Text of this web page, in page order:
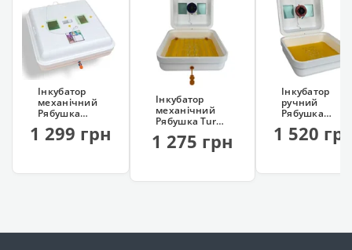
Інкубатор
механічний
Рябушка
(аналоговий)
1 299 грн
Інкубатор
механічний
Рябушка Turbo
(аналоговий, з
вентилятором)
1 275 грн
Інкубатор
ручний
Рябушка
(цифровий,
1 520